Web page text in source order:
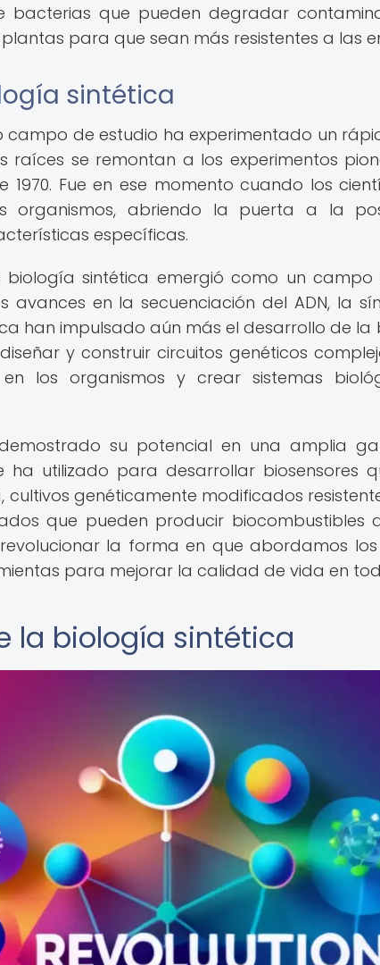
bacterias que pueden degradar
para que sean más resistentes a las
sintética
de estudio ha experimentado un
raíces se remontan a los experimentos
Fue en ese momento cuando los
organismos, abriendo la puerta a la
específicas.
biología sintética emergió como un campo
avances en la secuenciación del ADN, la
han impulsado aún más el desarrollo de la
y construir circuitos genéticos
los organismos y crear sistemas
su potencial en una amplia
ha utilizado para desarrollar biosensores
cultivos genéticamente modificados
que pueden producir biocombustibles
la forma en que abordamos
para mejorar la calidad de vida en
la biología sintética